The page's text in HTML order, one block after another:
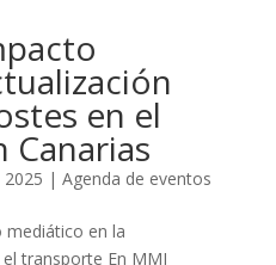
en el
2025 | Agenda de eventos
mediático en la
transporte En MMI